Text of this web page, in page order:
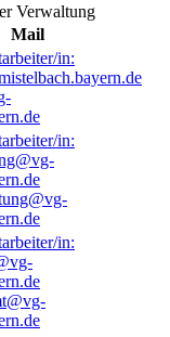
Verwaltung
Mail